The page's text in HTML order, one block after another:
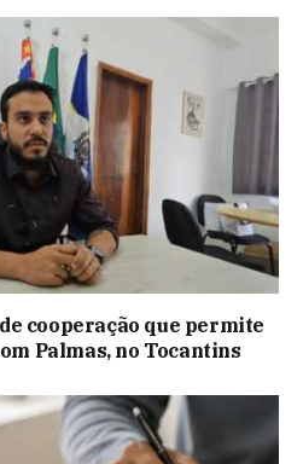
cooperação que permite
Palmas, no Tocantins